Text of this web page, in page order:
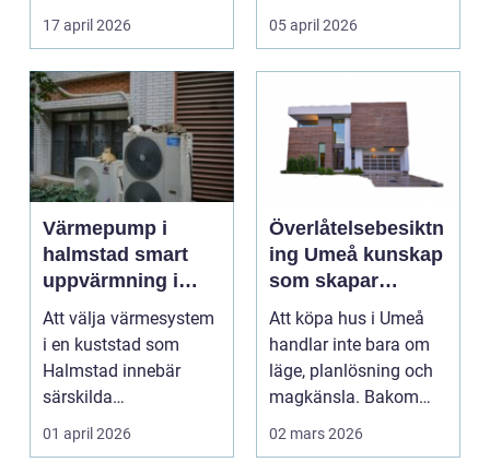
17 april 2026
riktigt passar. Kanske
är huset ...
05 april 2026
Värmepump i
halmstad smart
uppvärmning i
kustklimat
Att välja värmesystem
i en kuststad som
Halmstad innebär
särskilda
förutsättningar. Vind,
fukt, mild...
01 april 2026
Överlåtelsebesiktn
ing Umeå kunskap
som skapar
tryggare
husaffärer
Att köpa hus i Umeå
handlar inte bara om
läge, planlösning och
magkänsla. Bakom
väggar, golv och tak...
02 mars 2026